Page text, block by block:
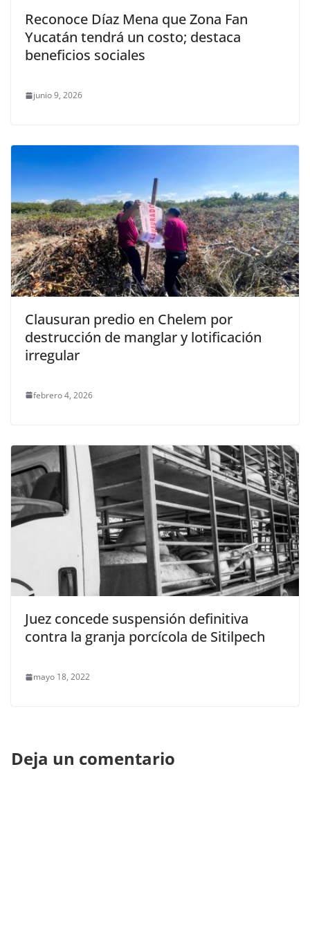
Reconoce Díaz Mena que Zona Fan
Yucatán tendrá un costo; destaca
beneficios sociales
junio 9, 2026
Clausuran predio en Chelem por
destrucción de manglar y lotificación
irregular
febrero 4, 2026
Juez concede suspensión definitiva
contra la granja porcícola de Sitilpech
mayo 18, 2022
Deja un comentario